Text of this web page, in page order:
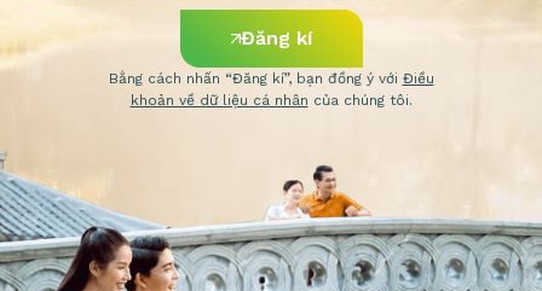
Bằng cách nhấn “Đăng kí”, bạn đồng ý với Điều
khoản về dữ liệu cá nhân của chúng tôi.
Đăng kí